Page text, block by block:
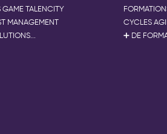
un cookie ?
optimiser votre expérience
GAME TALENCITY
MANAGEMENT
CYCLES
➕ DE